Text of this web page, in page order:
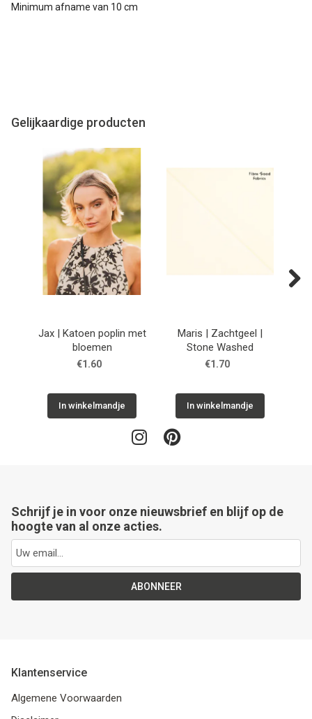
Minimum afname van 10 cm
Gelijkaardige producten
Jax | Katoen poplin met
bloemen
€1.60
In winkelmandje
Maris | Zachtgeel |
Stone Washed
€1.70
In winkelmandje
Schrijf je in voor onze nieuwsbrief en blijf op de
hoogte van al onze acties.
ABONNEER
Klantenservice
Algemene Voorwaarden